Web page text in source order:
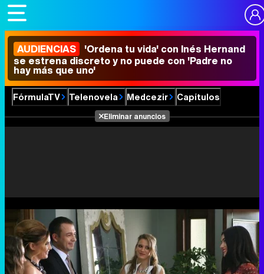
AUDIENCIAS 'Ordena tu vida' con Inés Hernand
se estrena discreto y no puede con 'Padre no
hay más que uno'
FórmulaTV Telenovela Medcezir Capítulos
Eliminar anuncios